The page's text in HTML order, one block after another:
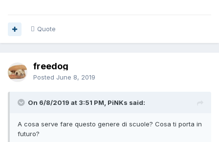
Quote
freedog
Posted June 8, 2019
On 6/8/2019 at 3:51 PM, PiNKs said:
A cosa serve fare questo genere di scuole? Cosa ti porta in
futuro?